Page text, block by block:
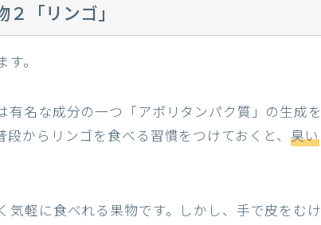
「リンゴ」
。
有名な成分の一つ「アポリタンパク質」の生成を
からリンゴを食べる習慣をつけておくと、臭い
気軽に食べれる果物です。しかし、手で皮をむけ